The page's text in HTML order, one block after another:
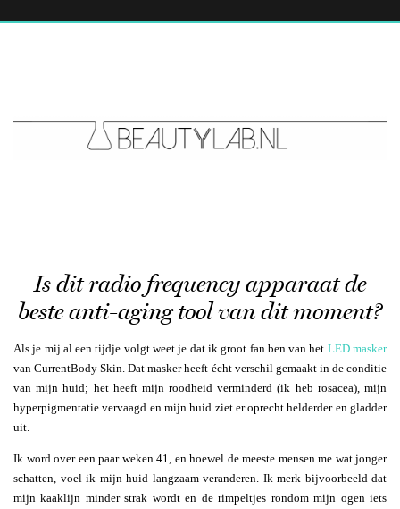
Is dit radio frequency apparaat de
beste anti-aging tool van dit moment?
Als je mij al een tijdje volgt weet je dat ik groot fan ben van het LED masker
van CurrentBody Skin. Dat masker heeft écht verschil gemaakt in de conditie
van mijn huid; het heeft mijn roodheid verminderd (ik heb rosacea), mijn
hyperpigmentatie vervaagd en mijn huid ziet er oprecht helderder en gladder
uit.
Ik word over een paar weken 41, en hoewel de meeste mensen me wat jonger
schatten, voel ik mijn huid langzaam veranderen. Ik merk bijvoorbeeld dat
mijn kaaklijn minder strak wordt en de rimpeltjes rondom mijn ogen iets